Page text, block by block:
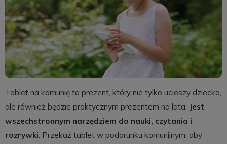
Tablet na komunię to prezent, który nie tylko ucieszy dziecko,
ale również będzie praktycznym prezentem na lata. Jest
wszechstronnym narzędziem do nauki, czytania i
rozrywki. Przekaż tablet w podarunku komunijnym, aby